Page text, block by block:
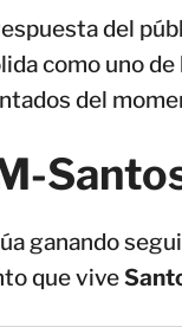
del
como uno
del
ganando
que vive